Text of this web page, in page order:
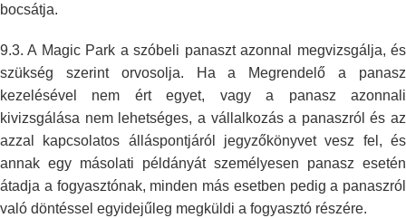
bocsátja.
9.3. A Magic Park a szóbeli panaszt azonnal megvizsgálja, és
szükség szerint orvosolja. Ha a Megrendelő a panasz
kezelésével nem ért egyet, vagya panasz azonnali
kivizsgálása nem lehetséges, a vállalkozás a panaszról és az
azzal kapcsolatos álláspontjáról jegyzőkönyvet vesz fel, és
annak egy másolati példányát személyesen panasz esetén
átadja a fogyasztónak, minden más esetben pedig a panaszról
való döntéssel egyidejűleg megküldi a fogyasztó részére.